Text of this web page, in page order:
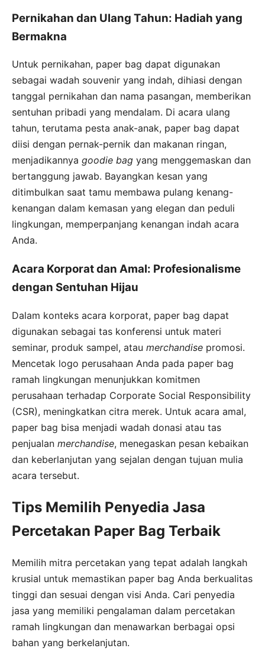
Pernikahan dan Ulang Tahun: Hadiah yang
Bermakna
Untuk pernikahan, paper bag dapat digunakan
sebagai wadah souvenir yang indah, dihiasi dengan
tanggal pernikahan dan nama pasangan, memberikan
sentuhan pribadi yang mendalam. Di acara ulang
tahun, terutama pesta anak-anak, paper bag dapat
diisi dengan pernak-pernik dan makanan ringan,
menjadikannya goodie bag yang menggemaskan dan
bertanggung jawab. Bayangkan kesan yang
ditimbulkan saat tamu membawa pulang kenang-
kenangan dalam kemasan yang elegan dan peduli
lingkungan, memperpanjang kenangan indah acara
Anda.
Acara Korporat dan Amal: Profesionalisme
dengan Sentuhan Hijau
Dalam konteks acara korporat, paper bag dapat
digunakan sebagai tas konferensi untuk materi
seminar, produk sampel, atau merchandise promosi.
Mencetak logo perusahaan Anda pada paper bag
ramah lingkungan menunjukkan komitmen
perusahaan terhadap Corporate Social Responsibility
(CSR), meningkatkan citra merek. Untuk acara amal,
paper bag bisa menjadi wadah donasi atau tas
penjualan merchandise, menegaskan pesan kebaikan
dan keberlanjutan yang sejalan dengan tujuan mulia
acara tersebut.
Tips Memilih Penyedia Jasa
Percetakan Paper Bag Terbaik
Memilih mitra percetakan yang tepat adalah langkah
krusial untuk memastikan paper bag Anda berkualitas
tinggi dan sesuai dengan visi Anda. Cari penyedia
jasa yang memiliki pengalaman dalam percetakan
ramah lingkungan dan menawarkan berbagai opsi
bahan yang berkelanjutan.